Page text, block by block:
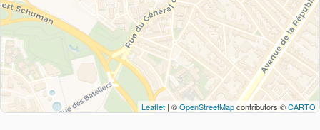
Leaflet | ©OpenStreetMapcontributors ©CARTO